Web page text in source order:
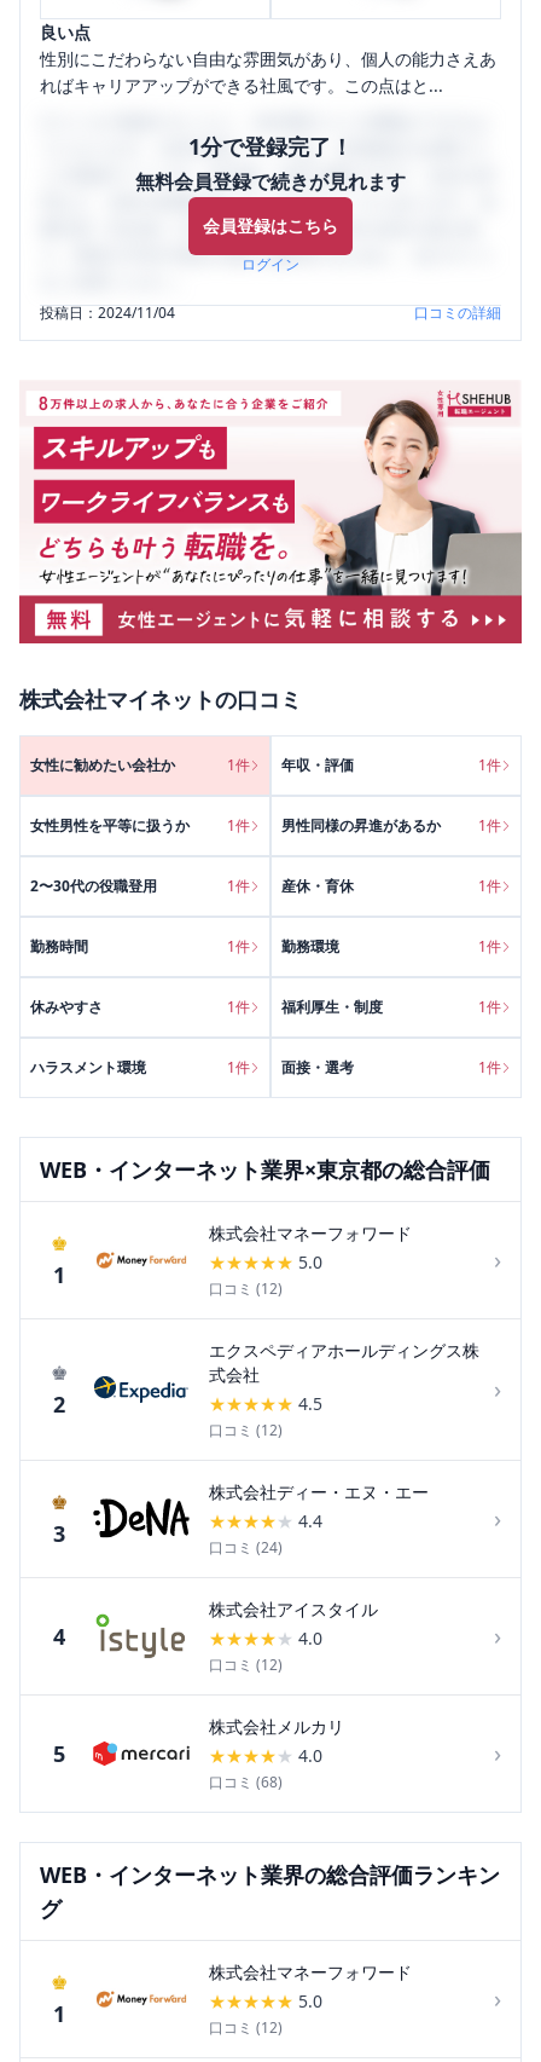
良い点
性別にこだわらない自由な雰囲気があり、個人の能力さえあ
ればキャリアアップができる社風です。この点はと...
1分で登録完了！
無料会員登録で続きが見れます
会員登録はこちら
ログイン
うになります。SHEHUB(シーハブ)は、女性限定の企業口コ
ミの投稿サイトです。給与面・女性の働きやすさ・会社の評
判など、女性の転職は気にすべき点がたくさんあります。先
輩社員（元社員）の口コミを通して、本当の会社の姿を知
り、将来の不安や現在の悩みを解消するために、ぜひサイト
投稿日：2024/11/04 口コミの詳細
株式会社マイネットの口コミ
女性に勧めたい会社か 1件 年収・評価 1件
女性男性を平等に扱うか 1件 男性同様の昇進があるか 1件
2〜30代の役職登用 1件 産休・育休 1件
勤務時間 1件 勤務環境 1件
休みやすさ 1件 福利厚生・制度 1件
ハラスメント環境 1件 面接・選考 1件
WEB・インターネット業界×東京都の総合評価
♚
1
株式会社マネーフォワード
★★★★★ 5.0
口コミ (12)
›
♚
2
エクスペディアホールディングス株
式会社
★★★★★ 4.5
口コミ (12)
›
♚
3
株式会社ディー・エヌ・エー
★★★★★ 4.4
口コミ (24)
›
4
株式会社アイスタイル
★★★★★ 4.0
口コミ (12)
›
5
株式会社メルカリ
★★★★★ 4.0
口コミ (68)
›
WEB・インターネット業界の総合評価ランキン
グ
♚
1
株式会社マネーフォワード
★★★★★ 5.0
口コミ (12)
›